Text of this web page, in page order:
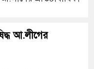
মির্জাআ.লীগের